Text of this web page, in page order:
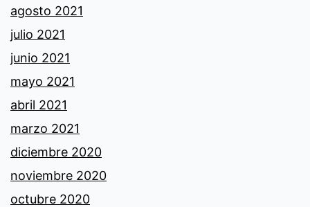
agosto 2021
julio 2021
junio 2021
mayo 2021
abril 2021
marzo 2021
diciembre 2020
noviembre 2020
octubre 2020